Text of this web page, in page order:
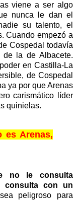
viene a ser algo
nunca le dan el
su talento, el
Cuando empezó a
Cospedal todavía
de la de Albacete.
en Castilla-La
de Cospedal
ya por que Arenas
carismático líder
quinielas.
es Arenas,
no le consulta
consulta con un
peligroso para